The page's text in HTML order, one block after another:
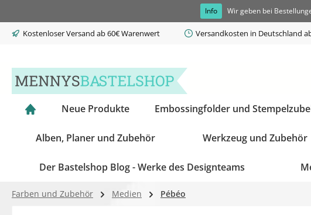
Info Wir geben bei
Kostenloser Versand ab 60€ Warenwert Versandkosten in Deutschland
Neue Produkte Embossingfolder und
Alben, Planer und Zubehör Werkzeug und Zubehör
Der Bastelshop Blog - Werke des Designteams
Farben und Zubehör Medien Pébéo